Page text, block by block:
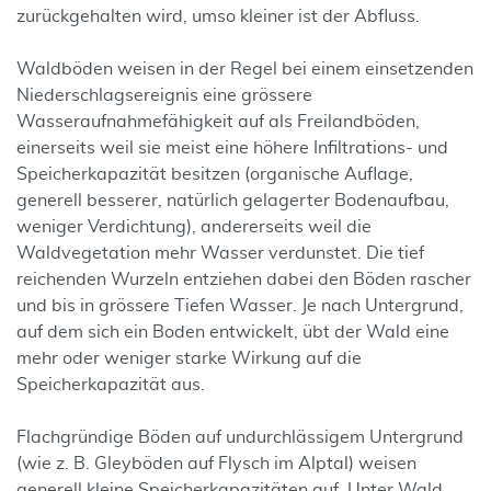
zurückgehalten wird, umso kleiner ist der Abfluss.
Waldböden weisen in der Regel bei einem einsetzenden
Niederschlagsereignis eine grössere
Wasseraufnahmefähigkeit auf als Freilandböden,
einerseits weil sie meist eine höhere Infiltrations- und
Speicherkapazität besitzen (organische Auflage,
generell besserer, natürlich gelagerter Bodenaufbau,
weniger Verdichtung), andererseits weil die
Waldvegetation mehr Wasser verdunstet. Die tief
reichenden Wurzeln entziehen dabei den Böden rascher
und bis in grössere Tiefen Wasser. Je nach Untergrund,
auf dem sich ein Boden entwickelt, übt der Wald eine
mehr oder weniger starke Wirkung auf die
Speicherkapazität aus.
Flachgründige Böden auf undurchlässigem Untergrund
(wie z. B. Gleyböden auf Flysch im Alptal) weisen